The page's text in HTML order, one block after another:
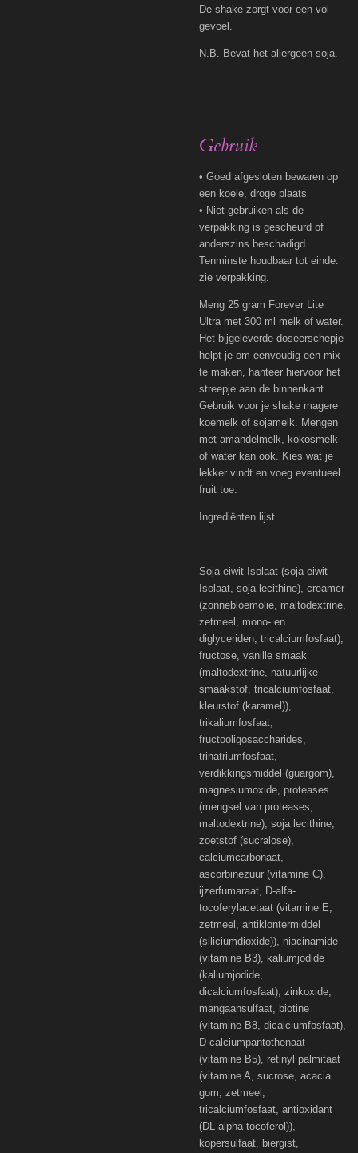
De shake zorgt voor een vol
gevoel.
N.B. Bevat het allergeen soja.
Gebruik
• Goed afgesloten bewaren op
een koele, droge plaats
• Niet gebruiken als de
verpakking is gescheurd of
anderszins beschadigd
Tenminste houdbaar tot einde:
zie verpakking.
Meng 25 gram Forever Lite
Ultra met 300 ml melk of water.
Het bijgeleverde doseerschepje
helpt je om eenvoudig een mix
te maken, hanteer hiervoor het
streepje aan de binnenkant.
Gebruik voor je shake magere
koemelk of sojamelk. Mengen
met amandelmelk, kokosmelk
of water kan ook. Kies wat je
lekker vindt en voeg eventueel
fruit toe.
Ingrediënten lijst
Soja eiwit Isolaat (soja eiwit
Isolaat, soja lecithine), creamer
(zonnebloemolie, maltodextrine,
zetmeel, mono- en
diglyceriden, tricalciumfosfaat),
fructose, vanille smaak
(maltodextrine, natuurlijke
smaakstof, tricalciumfosfaat,
kleurstof (karamel)),
trikaliumfosfaat,
fructooligosaccharides,
trinatriumfosfaat,
verdikkingsmiddel (guargom),
magnesiumoxide, proteases
(mengsel van proteases,
maltodextrine), soja lecithine,
zoetstof (sucralose),
calciumcarbonaat,
ascorbinezuur (vitamine C),
ijzerfumaraat, D-alfa-
tocoferylacetaat (vitamine E,
zetmeel, antiklontermiddel
(siliciumdioxide)), niacinamide
(vitamine B3), kaliumjodide
(kaliumjodide,
dicalciumfosfaat), zinkoxide,
mangaansulfaat, biotine
(vitamine B8, dicalciumfosfaat),
D-calciumpantothenaat
(vitamine B5), retinyl palmitaat
(vitamine A, sucrose, acacia
gom, zetmeel,
tricalciumfosfaat, antioxidant
(DL-alpha tocoferol)),
kopersulfaat, biergist,